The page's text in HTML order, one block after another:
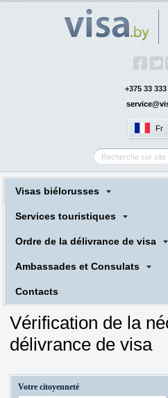
+375 33 333
Fr
Visas biélorusses
Services touristiques
Ordre de la délivrance de visa
Ambassades et Consulats
Сontacts
Vérification de la
délivrance de visa
Votre citoyenneté